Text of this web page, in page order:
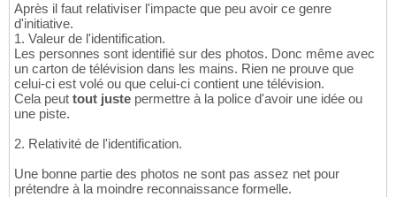
Après il faut relativiser l'impacte que peu avoir ce genre
d'initiative.
1. Valeur de l'identification.
Les personnes sont identifié sur des photos. Donc même avec
un carton de télévision dans les mains. Rien ne prouve que
celui-ci est volé ou que celui-ci contient une télévision.
Cela peut tout juste permettre à la police d'avoir une idée ou
une piste.
2. Relativité de l'identification.
Une bonne partie des photos ne sont pas assez net pour
prétendre à la moindre reconnaissance formelle.